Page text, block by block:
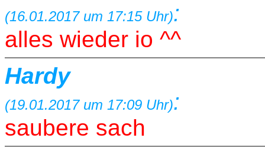
(16.01.2017 um 17:15 Uhr):
alles wieder io ^^
Hardy
(19.01.2017 um 17:09 Uhr):
saubere sach